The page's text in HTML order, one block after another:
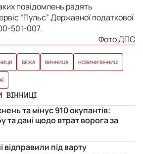
повідомлень радять
“Пульс” Державної податкової
501-007.
Фото ДПС
ВЕЖА ВИННИЦА НОВИНИ ВІННИЦІ
ВІННИЦІ
та мінус 910 окупантів:
та дані щодо втрат ворога за
відправили під варту